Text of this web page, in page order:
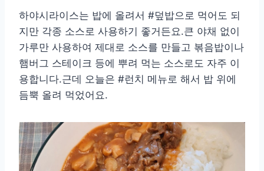
하야시라이스는 밥에 올려서 #덮밥으로 먹어도 되
지만 각종 소스로 사용하기 좋거든요.큰 야채 없이
가루만 사용하여 제대로 소스를 만들고 볶음밥이나
햄버그 스테이크 등에 뿌려 먹는 소스로도 자주 이
용합니다.근데 오늘은 #런치 메뉴로 해서 밥 위에
듬뿍 올려 먹었어요.